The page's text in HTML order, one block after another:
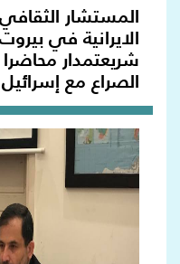
المستشار
الايرانية في
شريعتمدار
الصراع مع إسرائيل